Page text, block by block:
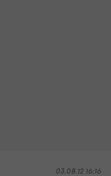
03.08.12 16:16